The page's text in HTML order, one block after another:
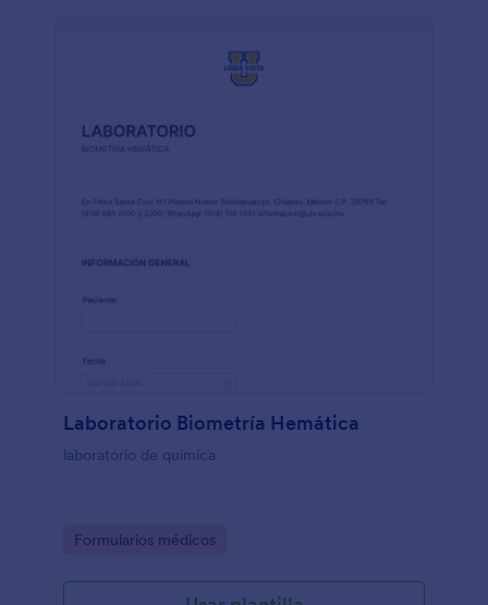
Laboratorio Biometría Hemática
laboratorio de quimica
Go to Category:
Formularios médicos